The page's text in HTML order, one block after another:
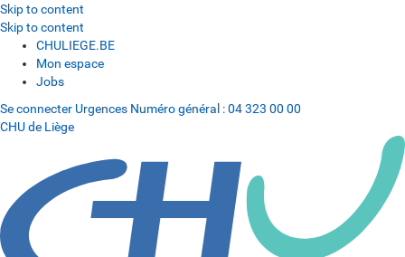
Skip to content
Skip to content
CHULIEGE.BE
Mon espace
Jobs
Se connecter Urgences Numéro général :04 323 00 00
CHU de Liège